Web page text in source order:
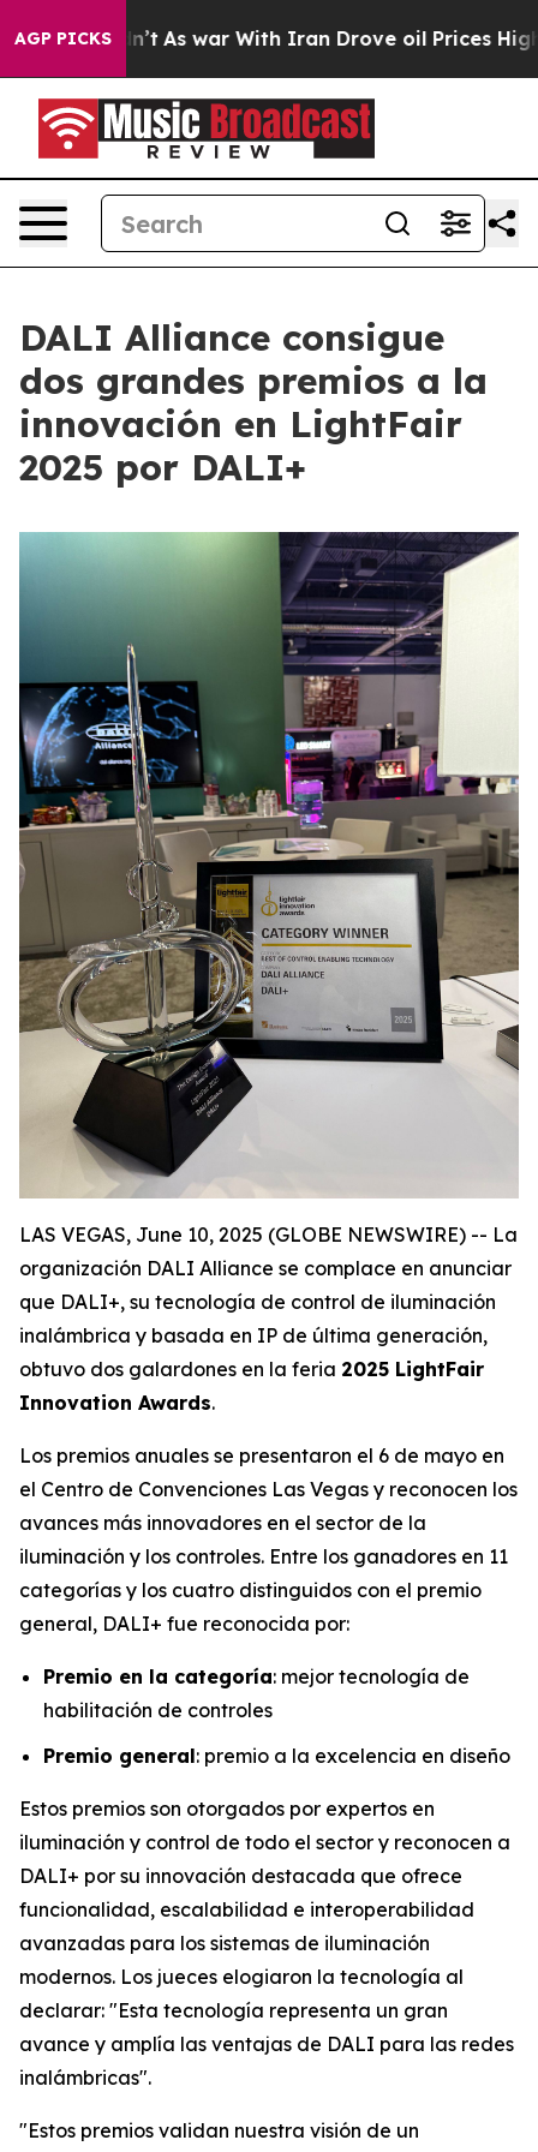
AGP PICKS
it Didn’t As war With Iran Drove oil Prices Higher,
DALI Alliance consigue
dos grandes premios a la
innovación en LightFair
2025 por DALI+
LAS VEGAS, June 10, 2025 (GLOBE NEWSWIRE) -- La
organización DALI Alliance se complace en anunciar
que DALI+, su tecnología de control de iluminación
inalámbrica y basada en IP de última generación,
obtuvo dos galardones en la feria 2025 LightFair
Innovation Awards.
Los premios anuales se presentaron el 6 de mayo en
el Centro de Convenciones Las Vegas y reconocen los
avances más innovadores en el sector de la
iluminación y los controles. Entre los ganadores en 11
categorías y los cuatro distinguidos con el premio
general, DALI+ fue reconocida por:
Premio en la categoría: mejor tecnología de
habilitación de controles
Premio general: premio a la excelencia en diseño
Estos premios son otorgados por expertos en
iluminación y control de todo el sector y reconocen a
DALI+ por su innovación destacada que ofrece
funcionalidad, escalabilidad e interoperabilidad
avanzadas para los sistemas de iluminación
modernos. Los jueces elogiaron la tecnología al
declarar: "Esta tecnología representa un gran
avance y amplía las ventajas de DALI para las redes
inalámbricas".
"Estos premios validan nuestra visión de un